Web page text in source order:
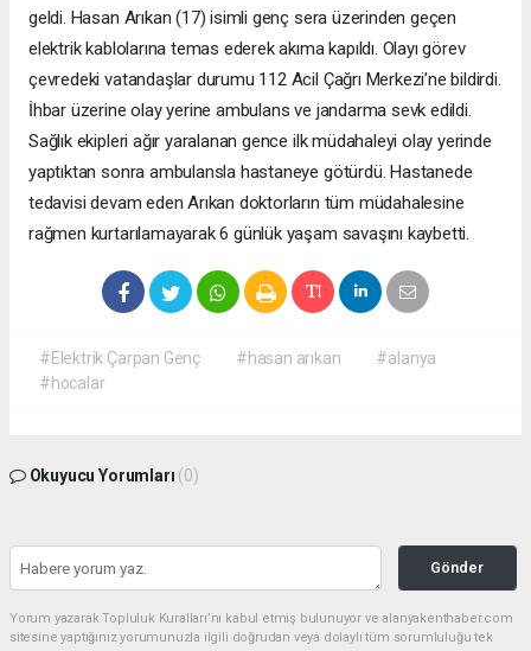
geldi. Hasan Arıkan (17) isimli genç sera üzerinden geçen
elektrik kablolarına temas ederek akıma kapıldı. Olayı görev
çevredeki vatandaşlar durumu 112 Acil Çağrı Merkezi’ne bildirdi.
İhbar üzerine olay yerine ambulans ve jandarma sevk edildi.
Sağlık ekipleri ağır yaralanan gence ilk müdahaleyi olay yerinde
yaptıktan sonra ambulansla hastaneye götürdü. Hastanede
tedavisi devam eden Arıkan doktorların tüm müdahalesine
rağmen kurtarılamayarak 6 günlük yaşam savaşını kaybetti.
#Elektrik Çarpan Genç #hasan arıkan
#alanya
#hocalar
Okuyucu Yorumları (0)
Gönder
Yorum yazarak Topluluk Kuralları’nı kabul etmiş bulunuyor ve alanyakenthaber.com
sitesine yaptığınız yorumunuzla ilgili doğrudan veya dolaylı tüm sorumluluğu tek